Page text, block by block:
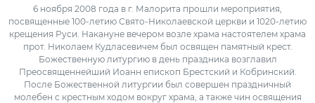
6 ноября 2008 года в г. Малорита прошли мероприятия,
посвященные 100-летию Свято-Николаевской церкви и 1020-летию
крещения Руси. Накануне вечером возле храма настоятелем храма
прот. Николаем Кудласевичем был освящен памятный крест.
Божественную литургию в день праздника возглавил
Преосвященнейший Иоанн епископ Брестский и Кобринский.
После Божественной литургии был совершен праздничный
молебен с крестным ходом вокруг храма, а также чин освящения